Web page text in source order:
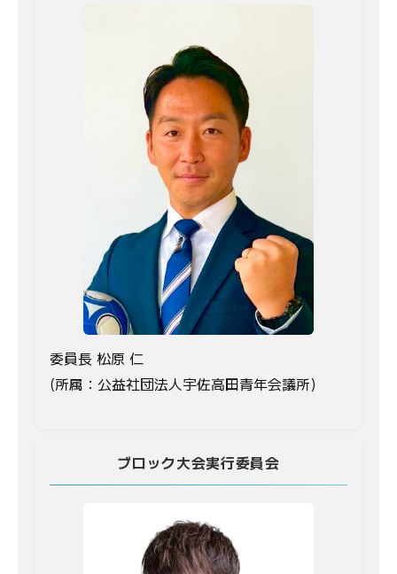
委員長 松原 仁
(所属：公益社団法人宇佐高田青年会議所)
ブロック大会実行委員会